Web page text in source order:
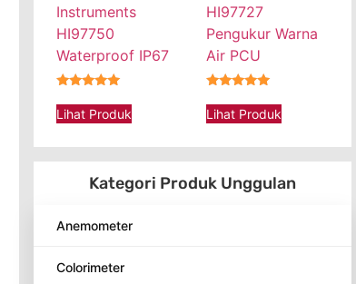
Instruments
HI97750
Waterproof IP67
Lihat Produk
HI97727
Pengukur Warna
Air PCU
Lihat Produk
Kategori Produk Unggulan
Anemometer
Colorimeter